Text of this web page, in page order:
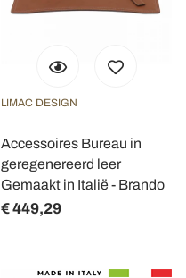
LIMAC DESIGN
Accessoires Bureau in
geregenereerd leer
Gemaakt in Italië - Brando
€ 449,29